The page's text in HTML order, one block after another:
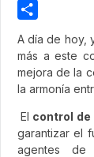
Pinterest
A día de hoy,
más a este
mejora de la
la armonía
El control de
garantizar el
agentes de